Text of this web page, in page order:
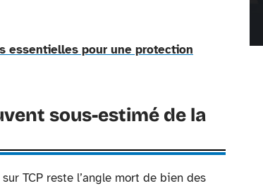
essentielles pour une protection
sous-estimé de la
TCP reste l’angle mort de bien des